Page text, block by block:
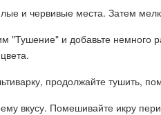
и червивые места. Затем
"Тушение" и добавьте немного
продолжайте тушить,
вкусу. Помешивайте икру